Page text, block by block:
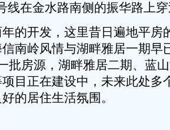
线在金水路南侧的振华路上
开发，这里昔日遍地平房
南岭风情与湖畔雅居一期早
批房源，湖畔雅居二期、蓝
目正在建设中，未来此处多
的居住生活氛围。